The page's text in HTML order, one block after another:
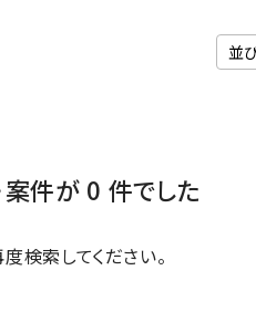
件が 0 件でした
検索してください。